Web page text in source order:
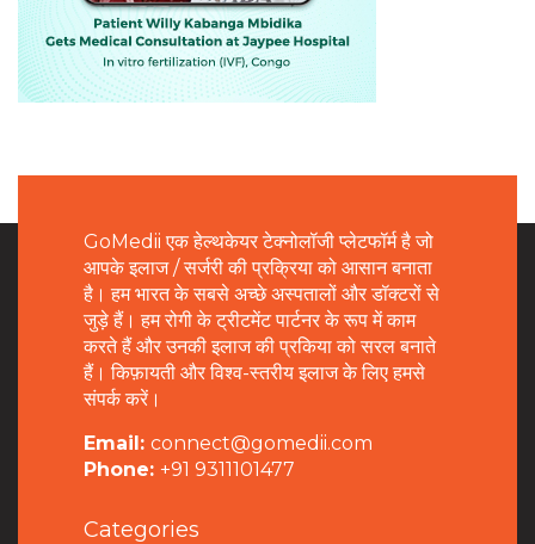
GoMedii एक हेल्थकेयर टेक्नोलॉजी प्लेटफॉर्म है जो
आपके इलाज / सर्जरी की प्रक्रिया को आसान बनाता
है। हम भारत के सबसे अच्छे अस्पतालों और डॉक्टरों से
जुड़े हैं। हम रोगी के ट्रीटमेंट पार्टनर के रूप में काम
करते हैं और उनकी इलाज की प्रकिया को सरल बनाते
हैं। किफ़ायती और विश्व-स्तरीय इलाज के लिए हमसे
संपर्क करें।
Email: connect@gomedii.com
Phone: +91 9311101477
Categories